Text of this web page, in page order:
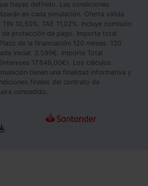
hayas definido. Las condiciones
en cada simulación. Oferta válida
10,50%. TAE 11,02%. Incluye comisión
de protección de pago. Importe total
de la financiación 120 meses. 120
inicial: 3.599€. Importe Total
17.649,00€). Los cálculos
tienen una finalidad informativa y
finales del contrato de
concedido.